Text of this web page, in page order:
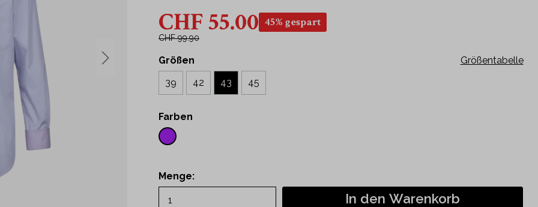
Philipp Fankhauser Kollektion
44
45
46
48
2XL
CHF 55.00 45% gespart
CHF 99.90
Größentabelle
Größen
39
42 43 45
Farben
Menge:
In den Warenkorb